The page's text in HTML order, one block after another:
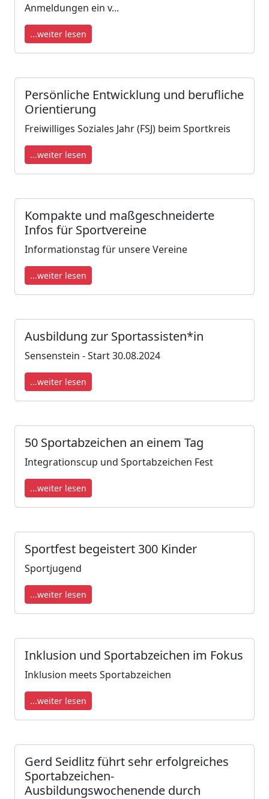
Anmeldungen ein v...
...weiter lesen
Persönliche Entwicklung und berufliche
Orientierung
Freiwilliges Soziales Jahr (FSJ) beim Sportkreis
...weiter lesen
Kompakte und maßgeschneiderte
Infos für Sportvereine
Informationstag für unsere Vereine
...weiter lesen
Ausbildung zur Sportassisten*in
Sensenstein - Start 30.08.2024
...weiter lesen
50 Sportabzeichen an einem Tag
Integrationscup und Sportabzeichen Fest
...weiter lesen
Sportfest begeistert 300 Kinder
Sportjugend
...weiter lesen
Inklusion und Sportabzeichen im Fokus
Inklusion meets Sportabzeichen
...weiter lesen
Gerd Seidlitz führt sehr erfolgreiches
Sportabzeichen-
Ausbildungswochenende durch